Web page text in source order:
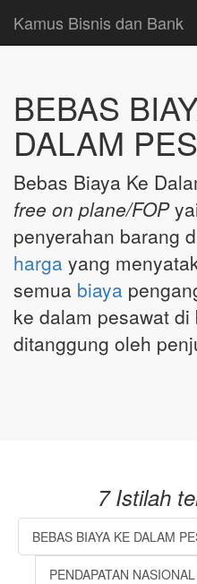
Kamus Bisnis dan Bank
BEBAS
DALAM
Bebas Biaya Ke
free on plane/FOP
penyerahan barang
harga yang
semua biaya
ke dalam pesawat
ditanggung oleh
7 Istilah
BEBAS BIAYA KE DALAM
PENDAPATAN NASIONAL